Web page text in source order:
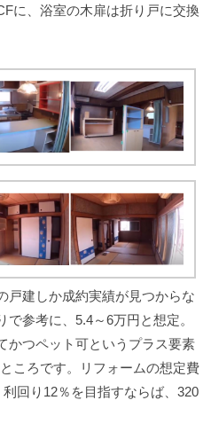
に、浴室の木扉は折り戸に交換
戸建しか成約実績が見つからな
参考に、5.4～6万円と想定。
かつペット可というプラス要素
ころです。リフォームの想定費
回り12％を目指すならば、320